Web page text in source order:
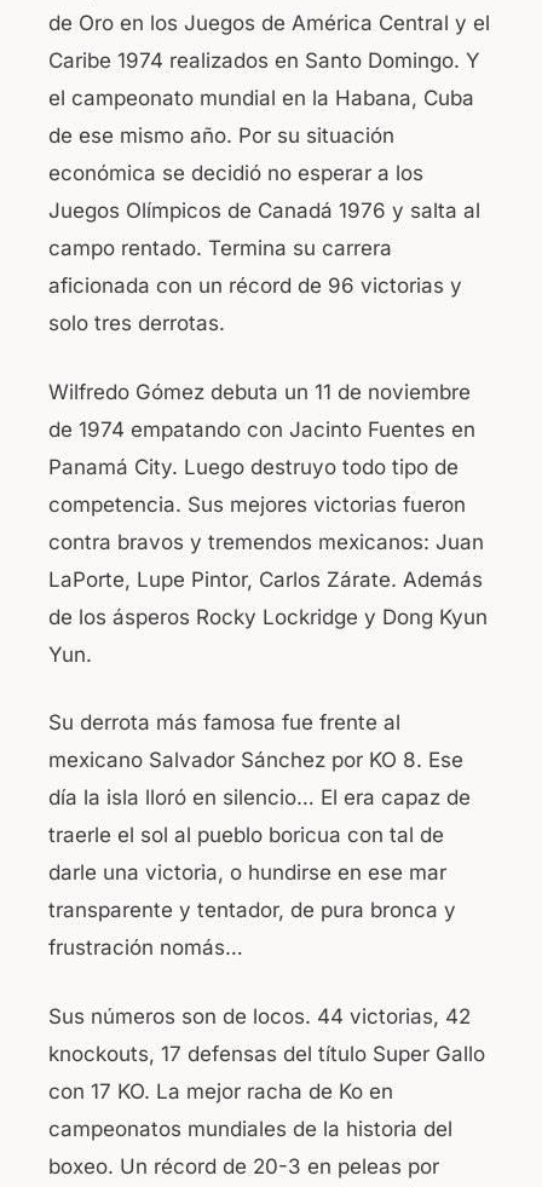
de Oro en los Juegos de América Central y el
Caribe 1974 realizados en Santo Domingo. Y
el campeonato mundial en la Habana, Cuba
de ese mismo año. Por su situación
económica se decidió no esperar a los
Juegos Olímpicos de Canadá 1976 y salta al
campo rentado. Termina su carrera
aficionada con un récord de 96 victorias y
solo tres derrotas.
Wilfredo Gómez debuta un 11 de noviembre
de 1974 empatando con Jacinto Fuentes en
Panamá City. Luego destruyo todo tipo de
competencia. Sus mejores victorias fueron
contra bravos y tremendos mexicanos: Juan
LaPorte, Lupe Pintor, Carlos Zárate. Además
de los ásperos Rocky Lockridge y Dong Kyun
Yun.
Su derrota más famosa fue frente al
mexicano Salvador Sánchez por KO 8. Ese
día la isla lloró en silencio… El era capaz de
traerle el sol al pueblo boricua con tal de
darle una victoria, o hundirse en ese mar
transparente y tentador, de pura bronca y
frustración nomás…
Sus números son de locos. 44 victorias, 42
knockouts, 17 defensas del título Super Gallo
con 17 KO. La mejor racha de Ko en
campeonatos mundiales de la historia del
boxeo. Un récord de 20-3 en peleas por